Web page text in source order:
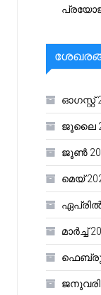
ഓഗസ്റ്റ്‌
ജൂലൈ
ജൂൺ
മെയ്‌
ഏപ്രിൽ
മാർച്ച്‌
ജനുവരി